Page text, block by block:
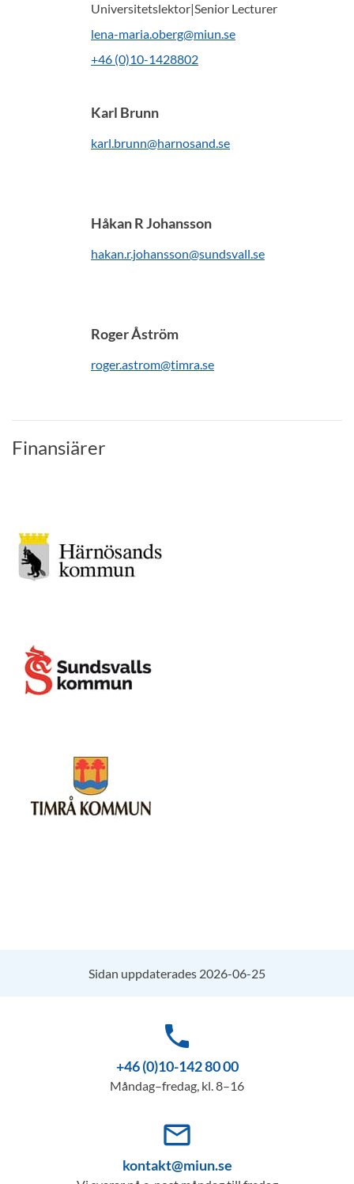
Universitetslektor|Senior Lecturer
lena-maria.oberg@miun.se
+46 (0)10-1428802
Karl Brunn
karl.brunn@harnosand.se
Håkan R Johansson
hakan.r.johansson@sundsvall.se
Roger Åström
roger.astrom@timra.se
Finansiärer
Sidan uppdaterades 2026-06-25
phone
+46 (0)10-142 80 00
Måndag–fredag, kl. 8–16
mail_outline
kontakt@miun.se